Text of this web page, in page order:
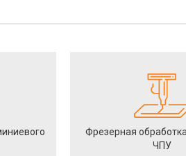
Фрезерная
ЧПУ